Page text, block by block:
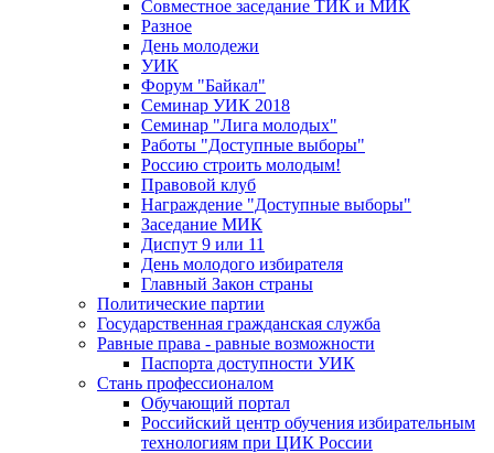
Совместное заседание ТИК и МИК
Разное
День молодежи
УИК
Форум "Байкал"
Семинар УИК 2018
Семинар "Лига молодых"
Работы "Доступные выборы"
Россию строить молодым!
Правовой клуб
Награждение "Доступные выборы"
Заседание МИК
Диспут 9 или 11
День молодого избирателя
Главный Закон страны
Политические партии
Государственная гражданская служба
Равные права - равные возможности
Паспорта доступности УИК
Стань профессионалом
Обучающий портал
Российский центр обучения избирательным
технологиям при ЦИК России